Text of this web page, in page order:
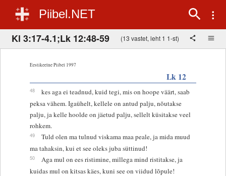
Piibel.NET
Kl 3:17-4.1;Lk 12:48-59 (13 vastet, leht 1 1-st)
Eestikeelne Piibel 1997
Lk 12
48
kes aga ei teadnud, kuid tegi, mis on hoope väärt, saab
peksa vähem. Igaühelt, kellele on antud palju, nõutakse
palju, ja kelle hoolde on jäetud palju, sellelt küsitakse veel
rohkem.
49
Tuld olen ma tulnud viskama maa peale, ja mida muud
ma tahaksin, kui et see oleks juba süttinud!
50
Aga mul on ees ristimine, millega mind ristitakse, ja
kuidas mul on kitsas käes, kuni see on viidud lõpule!